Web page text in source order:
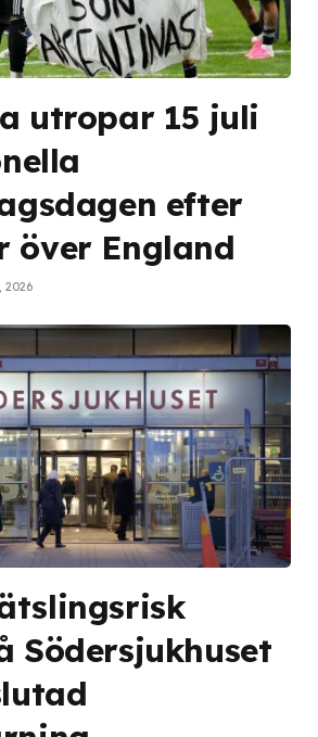
utropar 15 juli
efter
över England
2026
Södersjukhuset